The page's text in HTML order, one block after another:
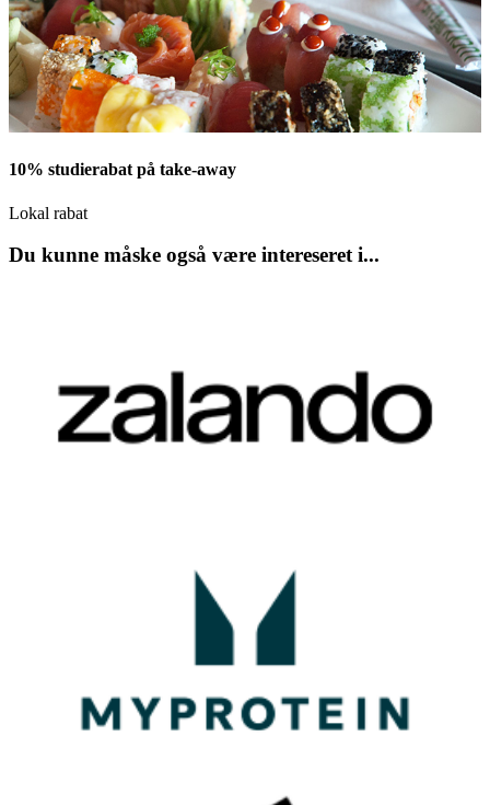
10% studierabat på take-away
Lokal rabat
Du kunne måske også være intereseret i...